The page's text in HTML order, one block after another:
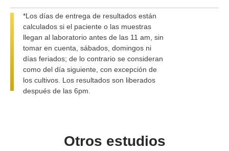
*Los días de entrega de resultados están
calculados si el paciente o las muestras
llegan al laboratorio antes de las 11 am, sin
tomar en cuenta, sábados, domingos ni
días feriados; de lo contrario se consideran
como del día siguiente, con excepción de
los cultivos. Los resultados son liberados
después de las 6pm.
Otros estudios